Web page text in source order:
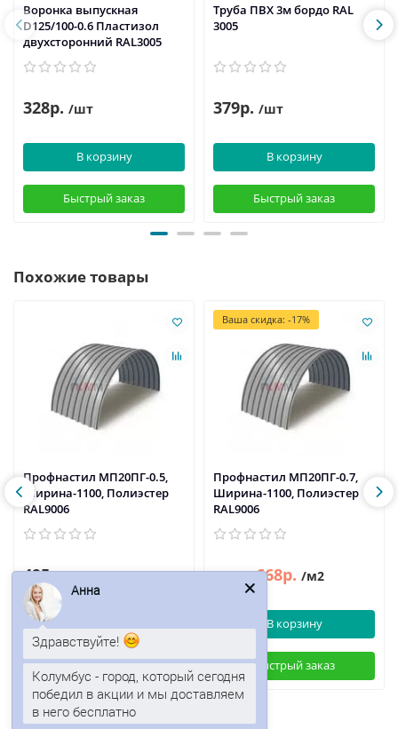
Воронка выпускная
D125/100-0.6 Пластизол
двухсторонний RAL3005
328р. /шт
В корзину
Быстрый заказ
Труба ПВХ 3м бордо RAL
3005
379р. /шт
В корзину
Быстрый заказ
Похожие товары
Профнастил МП20ПГ-0.5,
Ширина-1100, Полиэстер
RAL9006
495р. /м2
Быстрый заказ
Ваша скидка: -17%
Профнастил МП20ПГ-0.7,
Ширина-1100, Полиэстер
RAL9006
805р. 668р. /м2
В корзину
Быстрый заказ
Анна
Здравствуйте!
Колумбус - город, который сегодня
победил в акции и мы доставляем
в него бесплатно